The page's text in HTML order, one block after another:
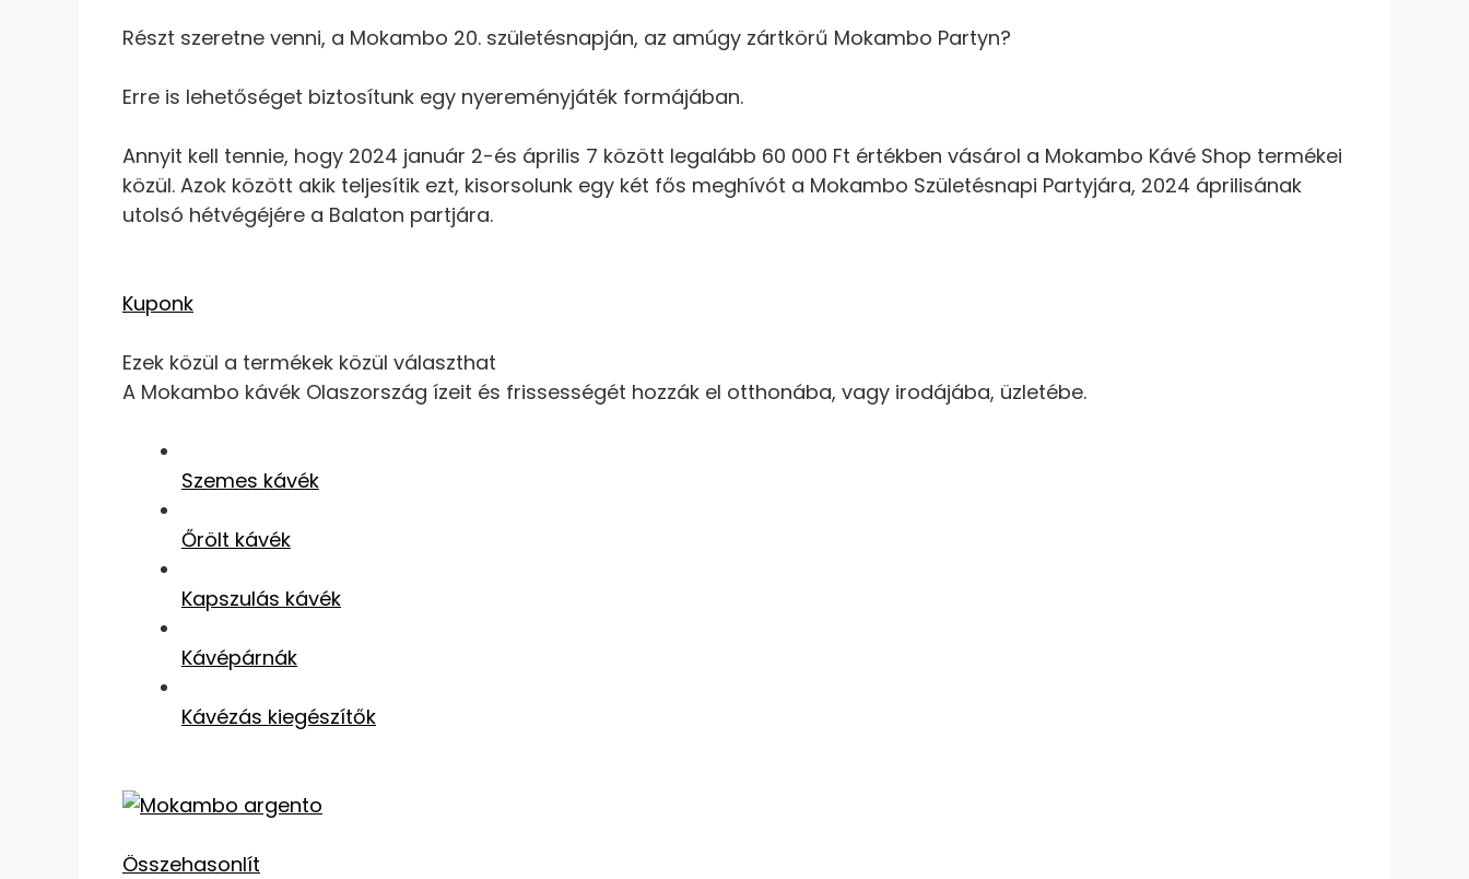
Részt szeretne venni, a Mokambo 20. születésnapján, az amúgy zártkörű Mokambo Partyn?
Erre is lehetőséget biztosítunk egy nyereményjáték formájában.
Annyit kell tennie, hogy 2024 január 2-és április 7 között legalább 60 000 Ft értékben vásárol a Mokambo Kávé Shop termékei
közül. Azok között akik teljesítik ezt, kisorsolunk egy két fős meghívót a Mokambo Születésnapi Partyjára, 2024 áprilisának
utolsó hétvégéjére a Balaton partjára.
Kuponk
Ezek közül a termékek közül választhat
A Mokambo kávék Olaszország ízeit és frissességét hozzák el otthonába, vagy irodájába, üzletébe.
Szemes kávék
Őrölt kávék
Kapszulás kávék
Kávépárnák
Kávézás kiegészítők
Összehasonlít